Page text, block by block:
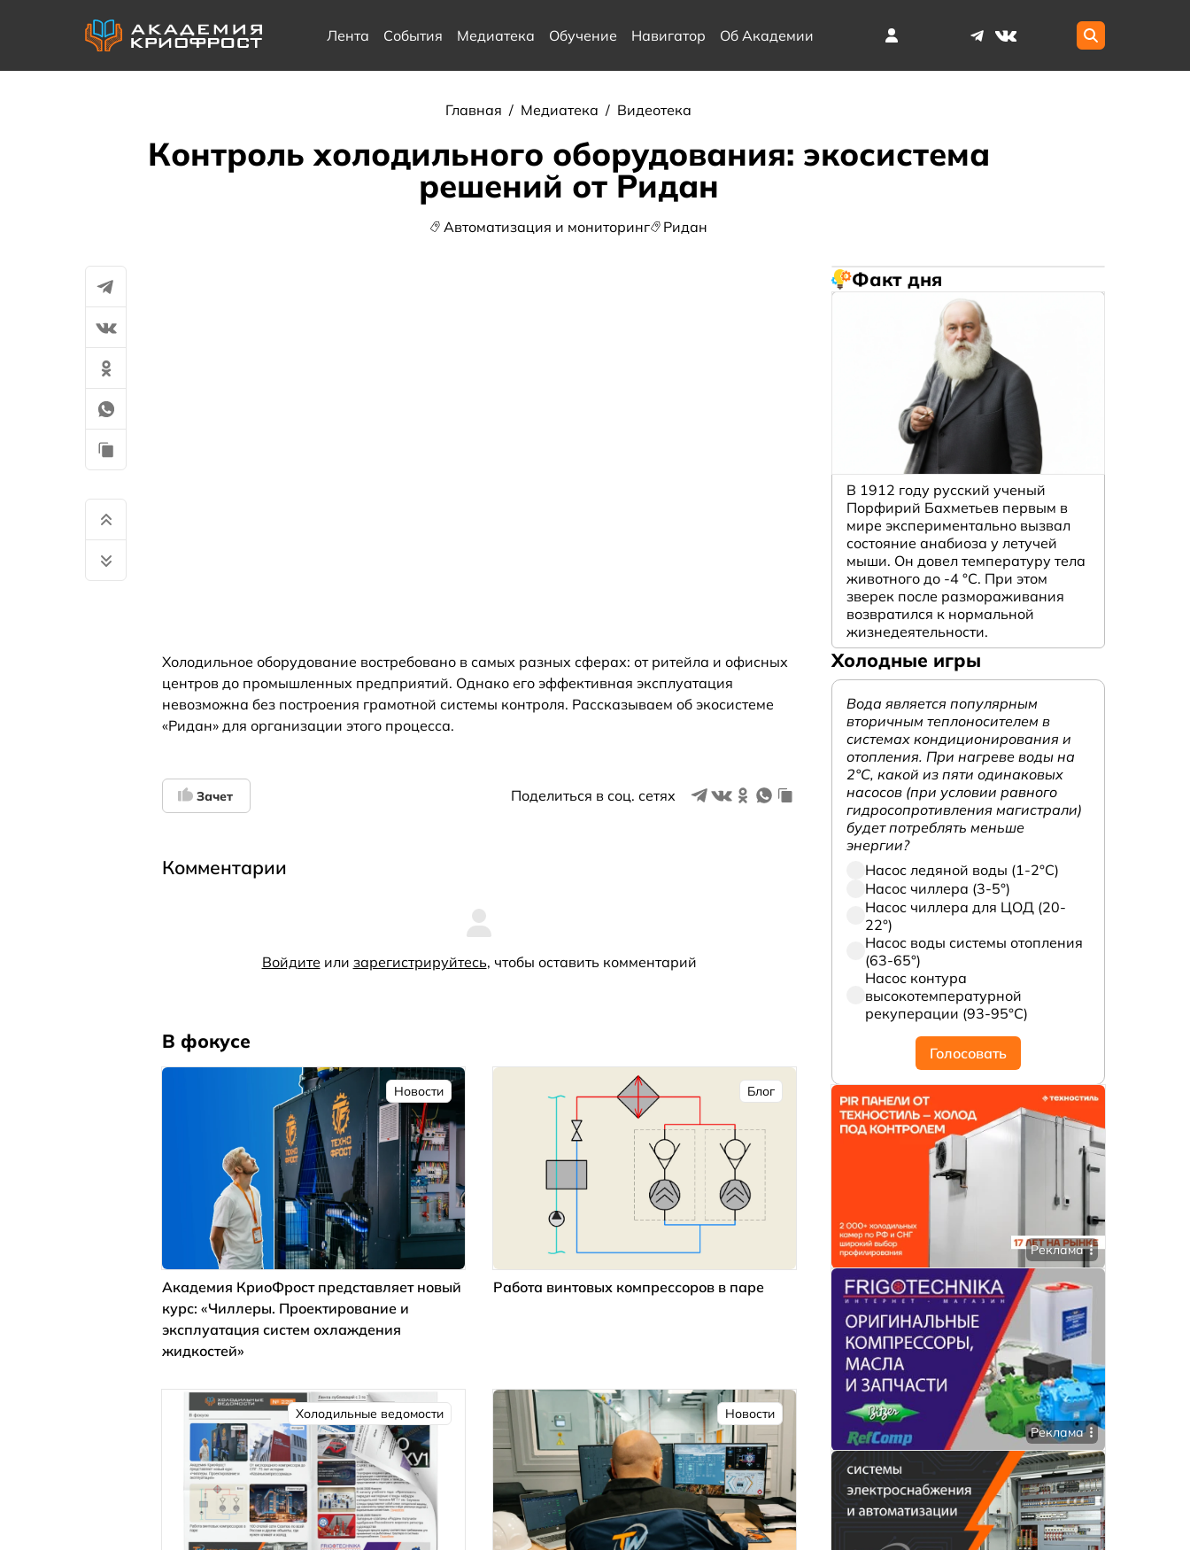
Лента События Медиатека Обучение Навигатор Об Академии
Главная / Медиатека / Видеотека
Контроль холодильного оборудования: экосистема
решений от Ридан
Автоматизация и мониторинг Ридан
Холодильное оборудование востребовано в самых разных сферах: от ритейла и офисных
центров до промышленных предприятий. Однако его эффективная эксплуатация
невозможна без построения грамотной системы контроля. Рассказываем об экосистеме
«Ридан» для организации этого процесса.
Зачет Поделиться в соц. сетях
Комментарии
Войдите или зарегистрируйтесь, чтобы оставить комментарий
В фокусе
Новости
Академия КриоФрост представляет новый
курс: «Чиллеры. Проектирование и
эксплуатация систем охлаждения
жидкостей»
Блог
Работа винтовых компрессоров в паре
Холодильные ведомости Новости
Факт дня
В 1912 году русский ученый
Порфирий Бахметьев первым в
мире экспериментально вызвал
состояние анабиоза у летучей
мыши. Он довел температуру тела
животного до -4 °C. При этом
зверек после размораживания
возвратился к нормальной
жизнедеятельности.
Холодные игры
Вода является популярным
вторичным теплоносителем в
системах кондиционирования и
отопления. При нагреве воды на
2°С, какой из пяти одинаковых
насосов (при условии равного
гидросопротивления магистрали)
будет потреблять меньше
энергии?
Насос ледяной воды (1-2°С)
Насос чиллера (3-5°)
Насос чиллера для ЦОД (20-
22°)
Насос воды системы отопления
(63-65°)
Насос контура
высокотемпературной
рекуперации (93-95°С)
Голосовать
Реклама
Реклама